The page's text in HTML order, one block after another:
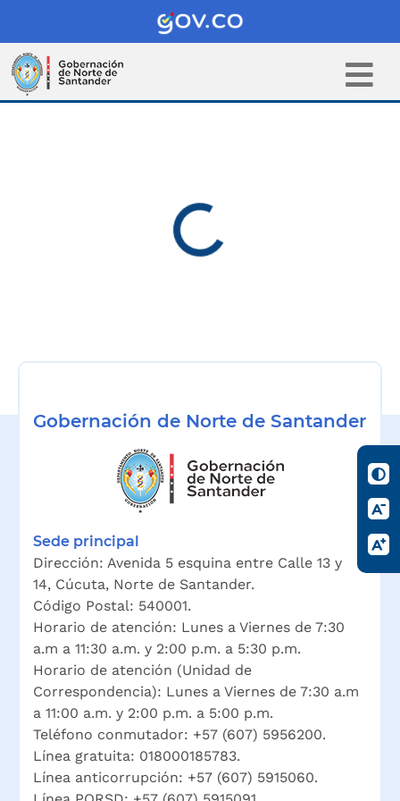
Pasar al contenido principal
Cargando...
Gobernación de Norte de Santander
Sede principal
Dirección: Avenida 5 esquina entre Calle 13 y
14, Cúcuta, Norte de Santander.
Código Postal: 540001.
Horario de atención: Lunes a Viernes de 7:30
a.m a 11:30 a.m. y 2:00 p.m. a 5:30 p.m.
Horario de atención (Unidad de
Correspondencia): Lunes a Viernes de 7:30 a.m
a 11:00 a.m. y 2:00 p.m. a 5:00 p.m.
Teléfono conmutador: +57 (607) 5956200.
Línea gratuita: 018000185783.
Línea anticorrupción: +57 (607) 5915060.